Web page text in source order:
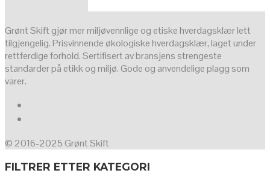
Grønt Skift gjør mer miljøvennlige og etiske hverdagsklær lett
tilgjengelig. Prisvinnende økologiske hverdagsklær, laget under
rettferdige forhold. Sertifisert av bransjens strengeste
standarder på etikk og miljø. Gode og anvendelige plagg som
varer.
© 2016-2025 Grønt Skift
FILTRER ETTER KATEGORI